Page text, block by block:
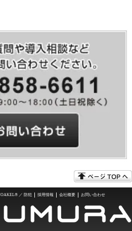
／ 防犯 採用情報 会社概要 お問い合わせ